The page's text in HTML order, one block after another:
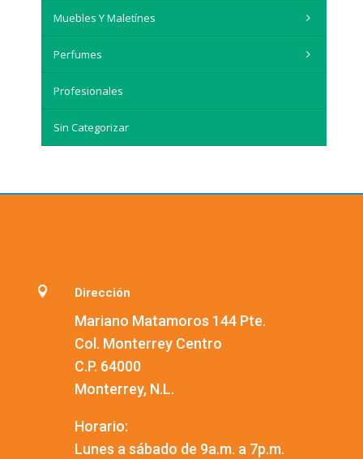
Muebles Y Maletínes
Perfumes
Profesionales
Sin Categorizar
 Dirección
Mariano Matamoros 144 Pte.
Col. Monterrey Centro
C.P. 64000
Monterrey, N.L.
Horario:
Lunes a sábado de 9a.m. a 7p.m.